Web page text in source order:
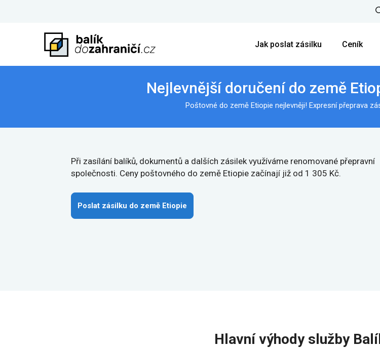
Jak poslat zásilku Ceník
Nejlevnější doručení do země
Poštovné do země Etiopie nejlevněji! Expresní přeprava
Při zasílání balíků, dokumentů a dalších zásilek využíváme renomované přepravní
společnosti. Ceny poštovného do země Etiopie začínají již od 1 305 Kč.
Poslat zásilku do země Etiopie
Hlavní výhody služby